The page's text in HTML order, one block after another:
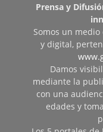
Prensa y
Somos un
y digital,
Damos
mediante la
con una
edades y